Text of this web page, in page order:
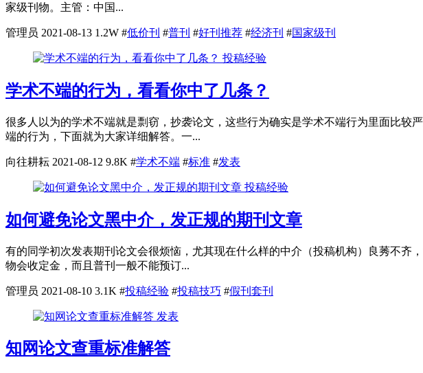
家级刊物。主管：中国...
管理员 2021-08-13 1.2W #低价刊 #普刊 #好刊推荐 #经济刊 #国家级刊
投稿经验
学术不端的行为，看看你中了几条？
很多人以为的学术不端就是剽窃，抄袭论文，这些行为确实是学术不端行为里面比
端的行为，下面就为大家详细解答。一...
向往耕耘 2021-08-12 9.8K #学术不端 #标准 #发表
投稿经验
如何避免论文黑中介，发正规的期刊文章
有的同学初次发表期刊论文会很烦恼，尤其现在什么样的中介（投稿机构）良莠不齐
物会收定金，而且普刊一般不能预订...
管理员 2021-08-10 3.1K #投稿经验 #投稿技巧 #假刊套刊
发表
知网论文查重标准解答